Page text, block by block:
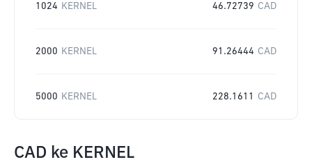
1024 KERNEL 46.72739 CAD
2000 KERNEL 91.26444 CAD
5000 KERNEL 228.1611 CAD
CAD ke KERNEL